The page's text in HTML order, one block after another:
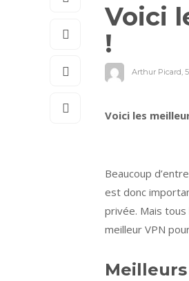
Voici
!
Arthur Picard
Voici les
Beaucoup
est donc
privée. Mais tous
meilleur VPN